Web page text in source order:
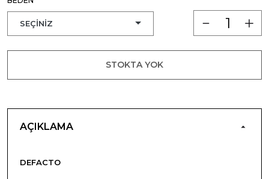
STOKTA YOK
AÇIKLAMA
DEFACTO